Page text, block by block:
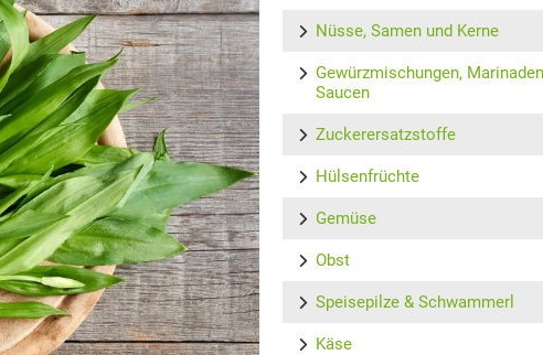
Nüsse, Samen und Kerne
Gewürzmischungen,
Saucen
Zuckerersatzstoffe
Hülsenfrüchte
Gemüse
Obst
Speisepilze & Schwammerl
Käse